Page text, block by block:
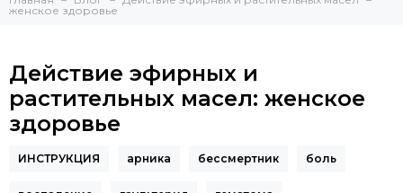
женское здоровье
Действие эфирных и
растительных масел: женское
здоровье
ИНСТРУКЦИЯ арника бессмертник боль